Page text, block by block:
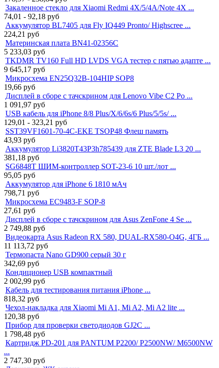
Закаленное стекло для Xiaomi Redmi 4X/5/4A/Note 4X ...
74,01 - 92,18 руб
Аккумулятор BL7405 для Fly IQ449 Pronto/ Highscree ...
224,21 руб
Материнская плата BN41-02356C
5 233,03 руб
TKDMR TV160 Full HD LVDS VGA тестер с пятью адапте ...
9 645,17 руб
Микросхема EN25Q32B-104HIP SOP8
19,66 руб
Дисплей в сборе с тачскрином для Lenovo Vibe C2 Po ...
1 091,97 руб
USB кабель для iPhone 8/8 Plus/X/6/6s/6 Plus/5/5s/ ...
129,01 - 323,21 руб
SST39VF1601-70-4C-EKE TSOP48 Флеш память
43,93 руб
Аккумулятор Li3820T43P3h785439 для ZTE Blade L3 20 ...
381,18 руб
SG6848T ШИМ-контроллер SOT-23-6 10 шт./лот ...
95,05 руб
Аккумулятор для iPhone 6 1810 мАч
798,71 руб
Микросхема EC9483-F SOP-8
27,61 руб
Дисплей в сборе с тачскрином для Asus ZenFone 4 Se ...
2 749,88 руб
Видеокарта Asus Radeon RX 580, DUAL-RX580-O4G, 4ГБ ...
11 113,72 руб
Термопаста Nano GD900 серый 30 г
342,69 руб
Кондиционер USB компактный
2 002,99 руб
Кабель для тестирования питания iPhone ...
818,32 руб
Чехол-накладка для Xiaomi Mi A1, Mi A2, Mi A2 lite ...
120,38 руб
Прибор для проверки светодиодов GJ2C ...
1 798,48 руб
Картридж PD-201 для PANTUM P2200/ P2500NW/ M6500NW
...
2 747,30 руб